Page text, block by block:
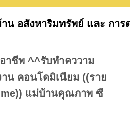
น อสังหาริมทรัพย์ และ การ
าชีพ ^^รับทำคววาม
น คอนโดมิเนียม ((ราย
แม่บ้านคุณภาพ ซื